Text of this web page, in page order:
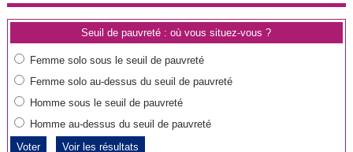
Seuil de pauvreté : où vous situez-vous ?
Femme solo sous le seuil de pauvreté
Femme solo au-dessus du seuil de pauvreté
Homme sous le seuil de pauvreté
Homme au-dessus du seuil de pauvreté
Voir les résultats